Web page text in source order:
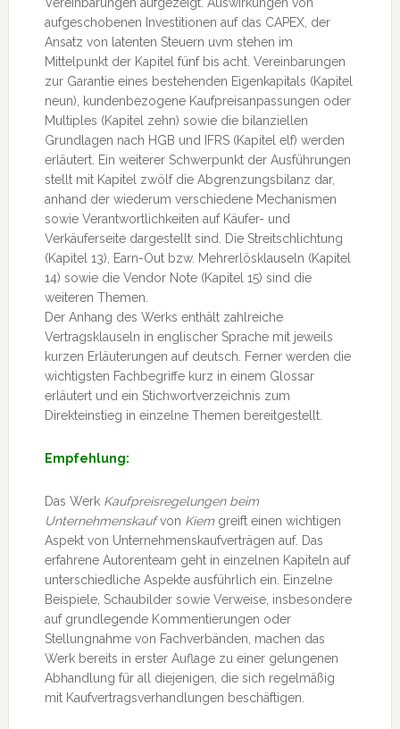
aufgeschobenen Investitionen auf das CAPEX, der
Ansatz von latenten Steuern uvm stehen im
Mittelpunkt der Kapitel fünf bis acht. Vereinbarungen
zur Garantie eines bestehenden Eigenkapitals (Kapitel
neun), kundenbezogene Kaufpreisanpassungen oder
Multiples (Kapitel zehn) sowie die bilanziellen
Grundlagen nach HGB und IFRS (Kapitel elf) werden
erläutert. Ein weiterer Schwerpunkt der Ausführungen
stellt mit Kapitel zwölf die Abgrenzungsbilanz dar,
anhand der wiederum verschiedene Mechanismen
sowie Verantwortlichkeiten auf Käufer- und
Verkäuferseite dargestellt sind. Die Streitschlichtung
(Kapitel 13), Earn-Out bzw. Mehrerlösklauseln (Kapitel
14) sowie die Vendor Note (Kapitel 15) sind die
weiteren Themen.
Der Anhang des Werks enthält zahlreiche
Vertragsklauseln in englischer Sprache mit jeweils
kurzen Erläuterungen auf deutsch. Ferner werden die
wichtigsten Fachbegriffe kurz in einem Glossar
erläutert und ein Stichwortverzeichnis zum
Direkteinstieg in einzelne Themen bereitgestellt.
Empfehlung:
Das Werk Kaufpreisregelungen beim
Unternehmenskaufvon Kiemgreift einen wichtigen
Aspekt von Unternehmenskaufverträgen auf. Das
erfahrene Autorenteam geht in einzelnen Kapiteln auf
unterschiedliche Aspekte ausführlich ein. Einzelne
Beispiele, Schaubilder sowie Verweise, insbesondere
auf grundlegende Kommentierungen oder
Stellungnahme von Fachverbänden, machen das
Werk bereits in erster Auflage zu einer gelungenen
Abhandlung für all diejenigen, die sich regelmäßig
mit Kaufvertragsverhandlungen beschäftigen.